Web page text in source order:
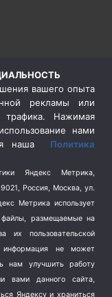
вашего опыта
рекламы или
трафика. Нажимая
нами
наша Политика
Яндекс Метрика,
Россия, Москва, ул.
Метрика использует
размещаемые на
их пользовательской
не может
нам улучшить работу
вами данного сайта,
Яндексу и храниться